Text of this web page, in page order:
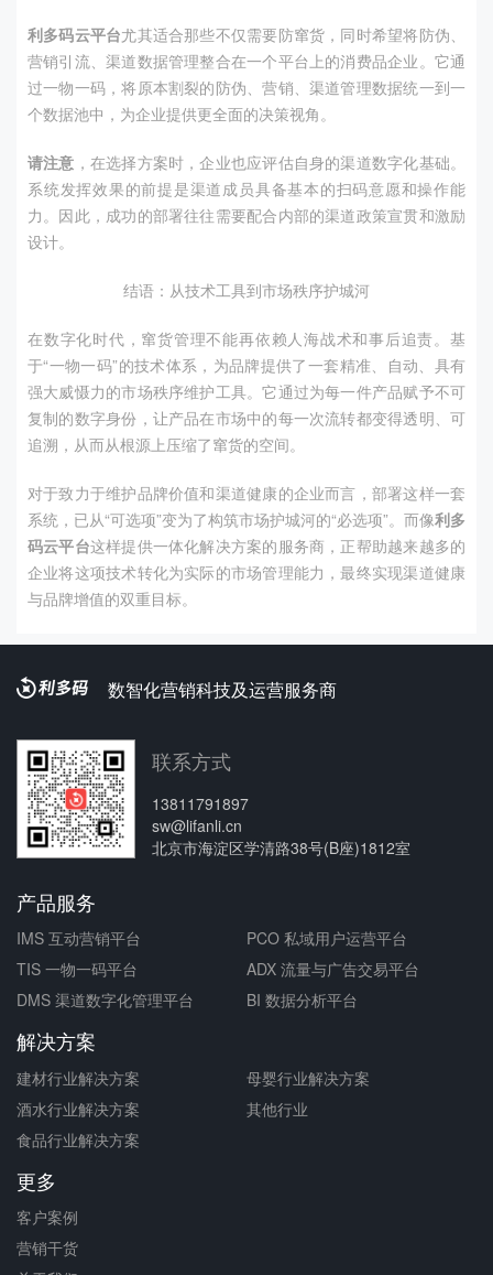
利多码云平台尤其适合那些不仅需要防窜货，同时希望将防伪、
营销引流、渠道数据管理整合在一个平台上的消费品企业。它通
过一物一码，将原本割裂的防伪、营销、渠道管理数据统一到一
个数据池中，为企业提供更全面的决策视角。
请注意 ，在选择方案时，企业也应评估自身的渠道数字化基础。
系统发挥效果的前提是渠道成员具备基本的扫码意愿和操作能
力。因此，成功的部署往往需要配合内部的渠道政策宣贯和激励
设计。
结语：从技术工具到市场秩序护城河
在数字化时代，窜货管理不能再依赖人海战术和事后追责。基
于“一物一码”的技术体系，为品牌提供了一套精准、自动、具有
强大威慑力的市场秩序维护工具。它通过为每一件产品赋予不可
复制的数字身份，让产品在市场中的每一次流转都变得透明、可
追溯，从而从根源上压缩了窜货的空间。
对于致力于维护品牌价值和渠道健康的企业而言，部署这样一套
系统，已从“可选项”变为了构筑市场护城河的“必选项”。而像利多
码云平台这样提供一体化解决方案的服务商，正帮助越来越多的
企业将这项技术转化为实际的市场管理能力，最终实现渠道健康
与品牌增值的双重目标。
数智化营销科技及运营服务商
联系方式
13811791897
sw@lifanli.cn
北京市海淀区学清路38号(B座)1812室
产品服务
IMS 互动营销平台
PCO 私域用户运营平台
TIS 一物一码平台
ADX 流量与广告交易平台
DMS 渠道数字化管理平台
BI 数据分析平台
解决方案
建材行业解决方案
母婴行业解决方案
酒水行业解决方案
其他行业
食品行业解决方案
更多
客户案例
营销干货